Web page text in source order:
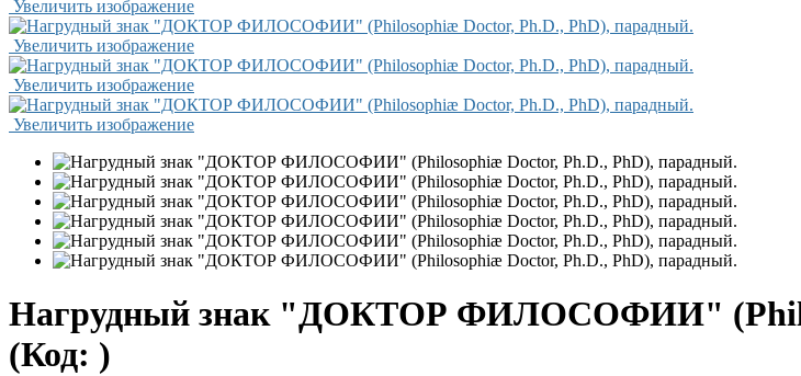
Увеличить изображение
Увеличить изображение
Увеличить изображение
Увеличить изображение
Нагрудный знак "ДОКТОР ФИЛОСОФИИ"
(Код: )